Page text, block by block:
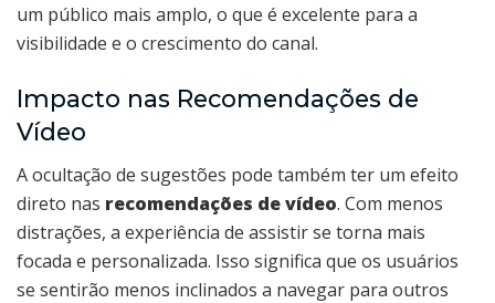
um público mais amplo, o que é excelente para a
visibilidade e o crescimento do canal.
Impacto nas Recomendações de
Vídeo
A ocultação de sugestões pode também ter um efeito
direto nas recomendações de vídeo. Com menos
distrações, a experiência de assistir se torna mais
focada e personalizada. Isso significa que os usuários
se sentirão menos inclinados a navegar para outros